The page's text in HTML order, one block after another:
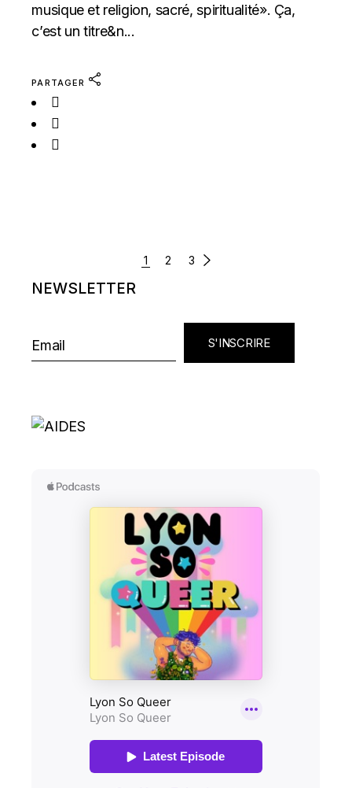
musique et religion, sacré, spiritualité». Ça,
c’est un titre&n...
PARTAGER
NAVIGATION
DES
1 2 3
NEWSLETTER
S'INSCRIRE